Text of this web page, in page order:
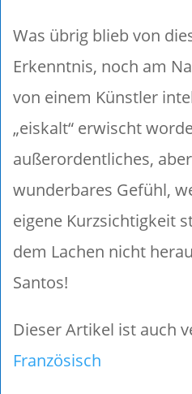
Was übrig blieb von
Erkenntnis, noch am
von einem Künstler
„eiskalt“ erwischt
außerordentliches,
wunderbares Gefühl,
eigene Kurzsichtigkeit
dem Lachen nicht
Santos!
Dieser Artikel ist auch
Französisch